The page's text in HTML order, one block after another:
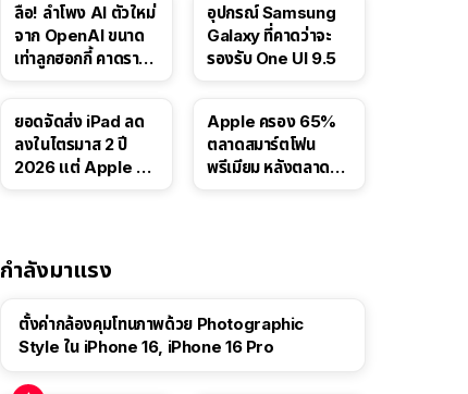
ลือ! ลำโพง AI ตัวใหม่
จาก OpenAI ขนาด
เท่าลูกฮอกกี้ คาดราคา
อุปกรณ์ Samsung
Galaxy ที่คาดว่าจะ
รองรับ One UI 9.5
ยอดจัดส่ง iPad ลด
ลงในไตรมาส 2 ปี
2026 แต่ Apple ยัง
Apple ครอง 65%
ตลาดสมาร์ตโฟน
พรีเมียม หลังตลาดทำ
กำลังมาแรง
ตั้งค่ากล้องคุมโทนภาพด้วย Photographic
Style ใน iPhone 16, iPhone 16 Pro